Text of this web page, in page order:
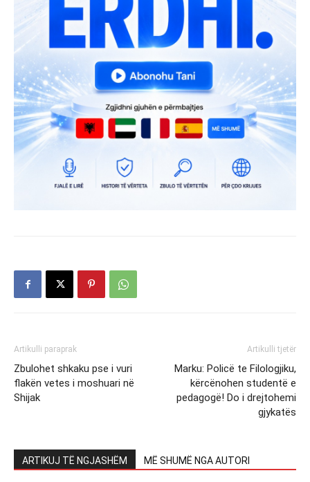
Artikulli paraprak
Zbulohet shkaku pse i vuri
flakën vetes i moshuari në
Shijak
Artikulli tjetër
Marku: Policë te Filologjiku,
kërcënohen studentë e
pedagogë! Do i drejtohemi
gjykatës
ARTIKUJ TË NGJASHËM MË SHUMË NGA AUTORI